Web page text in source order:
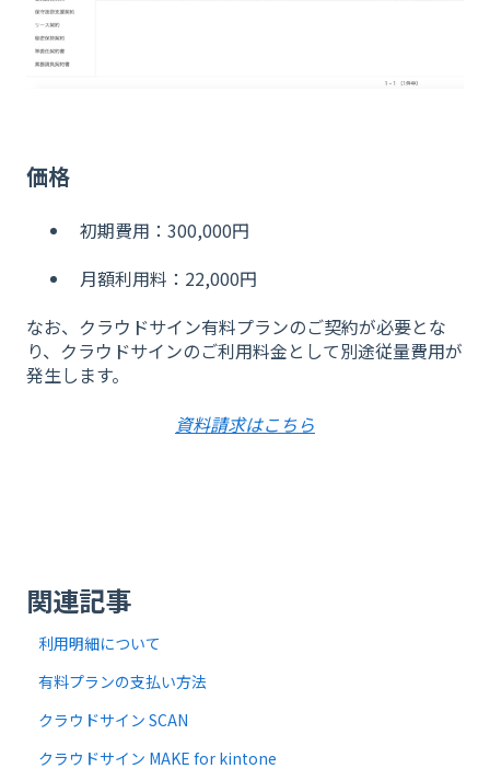
価格
初期費用：300,000円
月額利用料：22,000円
なお、クラウドサイン有料プランのご契約が必要とな
り、クラウドサインのご利用料金として別途従量費用が
発生します。
資料請求はこちら
関連記事
利用明細について
有料プランの支払い方法
クラウドサイン SCAN
クラウドサイン MAKE for kintone